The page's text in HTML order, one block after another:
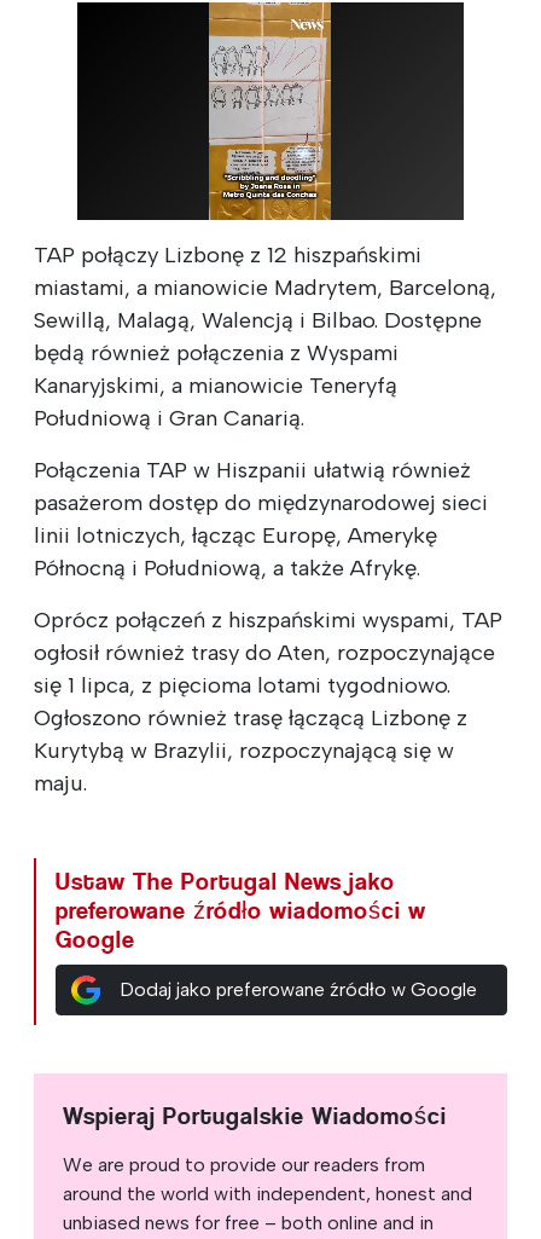
TAP połączy Lizbonę z 12 hiszpańskimi
miastami, a mianowicie Madrytem, Barceloną,
Sewillą, Malagą, Walencją i Bilbao. Dostępne
będą również połączenia z Wyspami
Kanaryjskimi, a mianowicie Teneryfą
Południową i Gran Canarią.
Połączenia TAP w Hiszpanii ułatwią również
pasażerom dostęp do międzynarodowej sieci
linii lotniczych, łącząc Europę, Amerykę
Północną i Południową, a także Afrykę.
Oprócz połączeń z hiszpańskimi wyspami, TAP
ogłosił również trasy do Aten, rozpoczynające
się 1 lipca, z pięcioma lotami tygodniowo.
Ogłoszono również trasę łączącą Lizbonę z
Kurytybą w Brazylii, rozpoczynającą się w
maju.
Ustaw The Portugal News jako
preferowane źródło wiadomości w
Google
Dodaj jako preferowane źródło w Google
Wspieraj Portugalskie Wiadomości
We are proud to provide our readers from
around the world with independent, honest and
unbiased news for free – both online and in